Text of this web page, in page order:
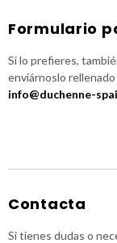
Formulario
Si lo prefieres,
enviárnoslo
info@duchenne-
Contacta
Si tienes dudas o